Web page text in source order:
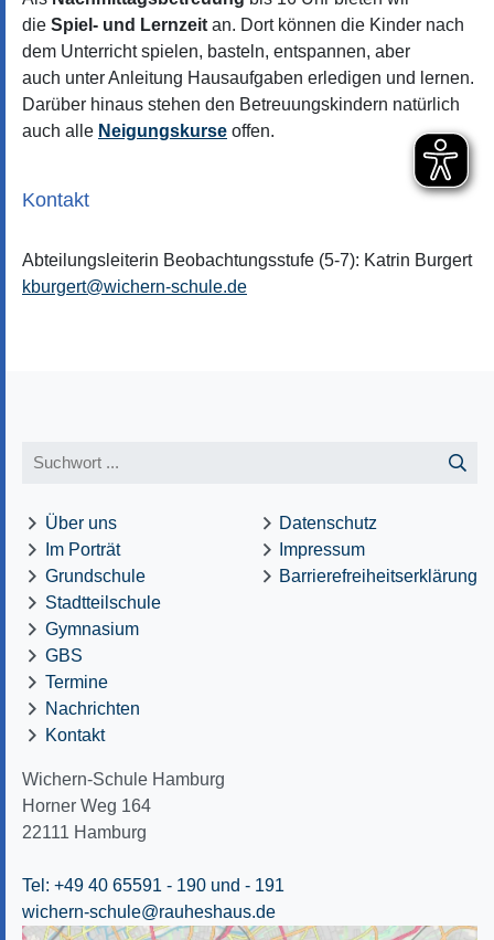
die Spiel- und Lernzeit an. Dort können die Kinder nach
dem Unterricht spielen, basteln, entspannen, aber
auch unter Anleitung Hausaufgaben erledigen und lernen.
Darüber hinaus stehen den Betreuungskindern natürlich
auch alle Neigungskurse offen.
Kontakt
Abteilungsleiterin Beobachtungsstufe (5-7): Katrin Burgert
kburgert@wichern-schule.de
Über uns
Im Porträt
Grundschule
Stadtteilschule
Gymnasium
GBS
Termine
Nachrichten
Kontakt
Datenschutz
Impressum
Barrierefreiheitserklärung
Wichern-Schule Hamburg
Horner Weg 164
22111 Hamburg
Tel: +49 40 65591 - 190 und - 191
wichern-schule@rauheshaus.de